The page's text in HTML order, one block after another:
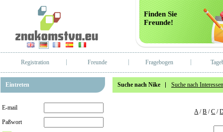
Finden Sie
Freunde!
Registration Freunde Fragebogen
Eintreten
E-mail
Paßwort
Suche nach Nike Suche nach Interessen
A/B /C /